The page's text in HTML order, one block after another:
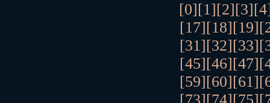
[0][1][2][3]
[17][18][19]
[31][32][33]
[45][46][47]
[59][60][61]